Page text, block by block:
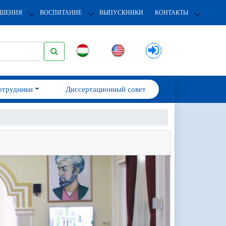
ВОСПИТАНИЕ ВЫПУСКНИКИ КОНТАКТЫ
Диссертационный совет